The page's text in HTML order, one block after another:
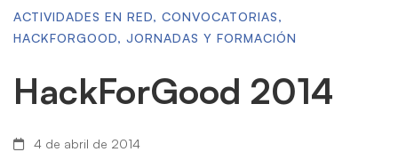
ACTIVIDADES EN RED, CONVOCATORIAS,
HACKFORGOOD, JORNADAS Y FORMACIÓN
HackForGood 2014
4 de abril de 2014